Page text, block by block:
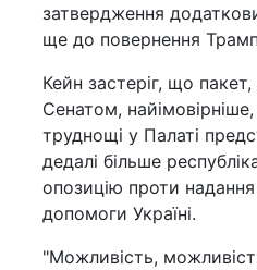
затвердження
ще до повернення
Кейн застеріг, що
Сенатом,
труднощі у Палаті
дедалі більше
опозицію проти
допомоги Україні.
"Можливість,